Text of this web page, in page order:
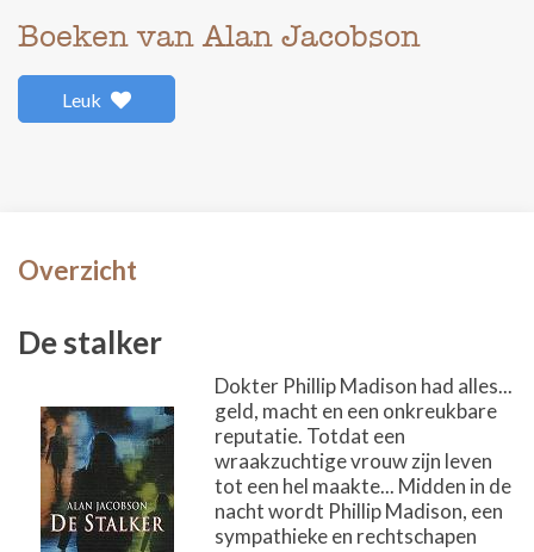
Boeken van Alan Jacobson
Leuk
Overzicht
De stalker
Dokter Phillip Madison had alles...
geld, macht en een onkreukbare
reputatie. Totdat een
wraakzuchtige vrouw zijn leven
tot een hel maakte... Midden in de
nacht wordt Phillip Madison, een
sympathieke en rechtschapen